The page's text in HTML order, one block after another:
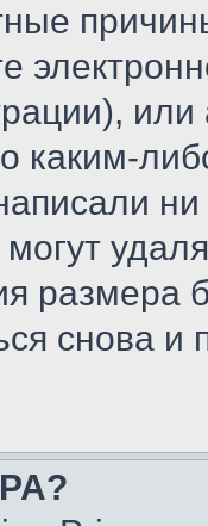
каким-
размера
снова и